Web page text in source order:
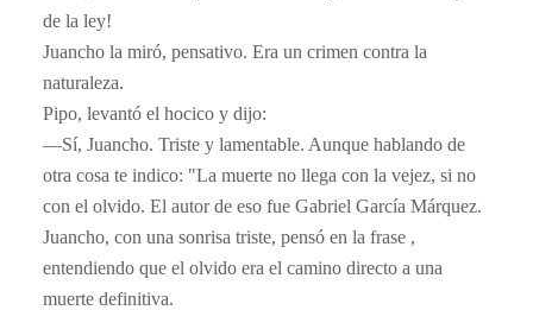
de la ley!
​Juancho la miró, pensativo. Era un crimen contra la
naturaleza.
​Pipo, levantó el hocico y dijo:
—Sí, Juancho. Triste y lamentable. Aunque hablando de
otra cosa te indico: "La muerte no llega con la vejez, si no
con el olvido. El autor de eso fue Gabriel García Márquez.
​Juancho, con una sonrisa triste, pensó en la frase ,
entendiendo que el olvido era el camino directo a una
muerte definitiva.